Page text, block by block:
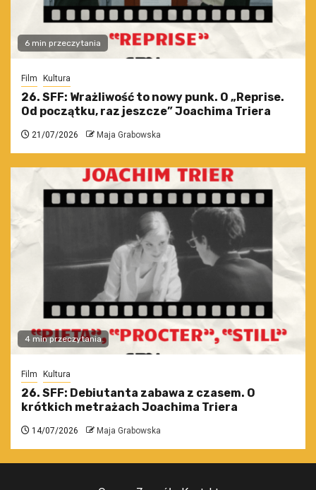
6 min przeczytania
Film Kultura
26. SFF: Wrażliwość to nowy punk. O „Reprise.
Od początku, raz jeszcze” Joachima Triera
21/07/2026 Maja Grabowska
4 min przeczytania
Film Kultura
26. SFF: Debiutanta zabawa z czasem. O
krótkich metrażach Joachima Triera
14/07/2026 Maja Grabowska